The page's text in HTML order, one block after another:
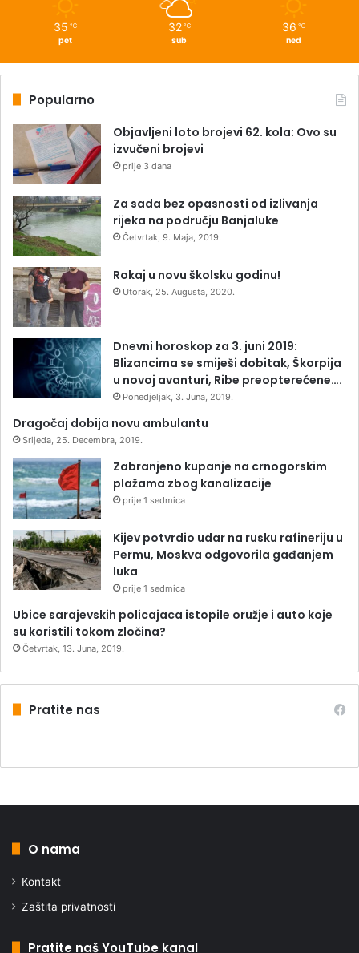
35 ℃
pet
32 ℃
sub
36 ℃
ned
Popularno
Objavljeni loto brojevi 62. kola: Ovo su
izvučeni brojevi
prije 3 dana
Za sada bez opasnosti od izlivanja
rijeka na području Banjaluke
Četvrtak, 9. Maja, 2019.
Rokaj u novu školsku godinu!
Utorak, 25. Augusta, 2020.
Dnevni horoskop za 3. juni 2019:
Blizancima se smiješi dobitak, Škorpija
u novoj avanturi, Ribe preopterećene….
Ponedjeljak, 3. Juna, 2019.
Dragočaj dobija novu ambulantu
Srijeda, 25. Decembra, 2019.
Zabranjeno kupanje na crnogorskim
plažama zbog kanalizacije
prije 1 sedmica
Kijev potvrdio udar na rusku rafineriju u
Permu, Moskva odgovorila gađanjem
luka
prije 1 sedmica
Ubice sarajevskih policajaca istopile oružje i auto koje
su koristili tokom zločina?
Četvrtak, 13. Juna, 2019.
Pratite nas
O nama
Kontakt
Zaštita privatnosti
Pratite naš YouTube kanal